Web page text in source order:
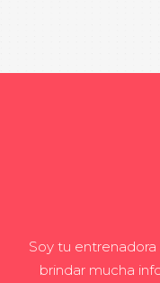
Soy tu entrenadora
brindar mucha